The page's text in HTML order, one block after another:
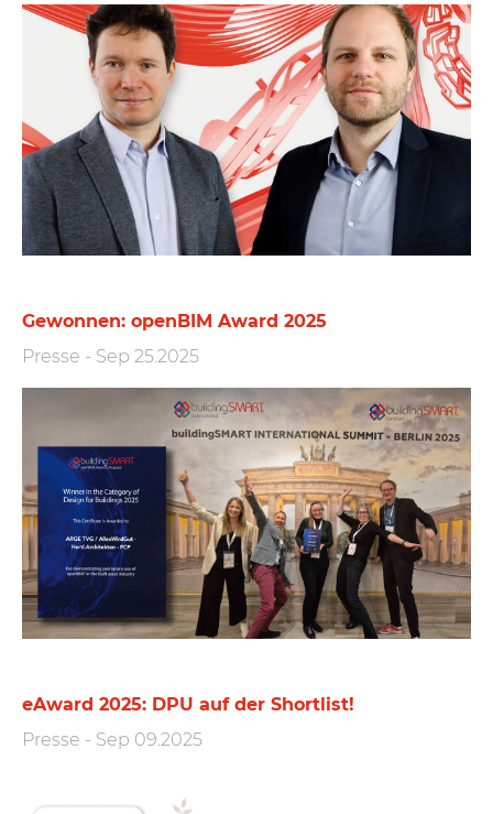
Gewonnen: openBIM Award 2025
Presse - Sep 25.2025
eAward 2025: DPU auf der Shortlist!
Presse - Sep 09.2025